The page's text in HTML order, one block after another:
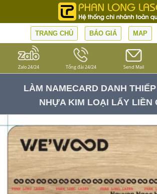
TRANG CHỦ BÁO GIÁ MAP
Zalo 24/24 Tổng đài 24/24 Send Mail
LÀM NAMECARD DANH
NHỰA KIM LOẠI LẤY LIỀN